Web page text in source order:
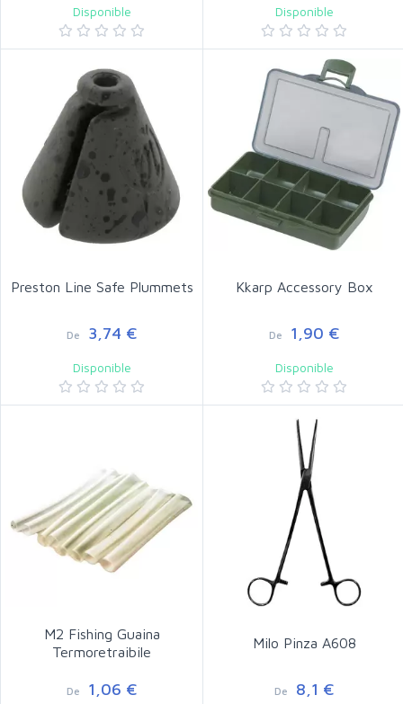
Disponible Disponible
Preston Line Safe Plummets
De 3,74 €
Disponible
Kkarp Accessory Box
De 1,90 €
Disponible
M2 Fishing Guaina
Termoretraibile
De 1,06 €
Milo Pinza A608
De 8,1 €